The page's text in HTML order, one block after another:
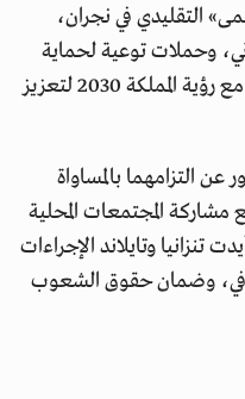
التقليدي في نجران،
وحملات توعية لحماية
الأنواع المهددة بالانقراض، متماشية مع رؤية المملكة 2030 لتعزيز
عن التزامهما بالمساواة
مشاركة المجتمعات المحلية
تنزانيا وتايلاند الإجراءات
وضمان حقوق الشعوب